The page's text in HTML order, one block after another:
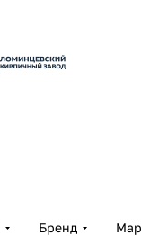
Бренд